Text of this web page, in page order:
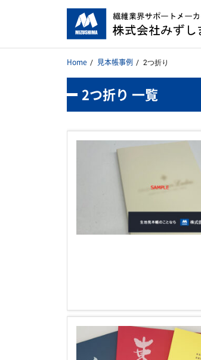
Home 見本帳事例 2つ折り
2つ折り 一覧